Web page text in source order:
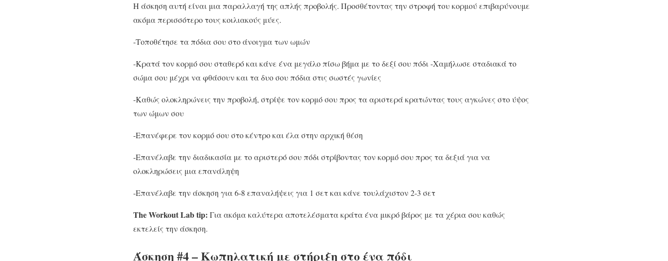
Η άσκηση αυτή είναι μια παραλλαγή της απλής προβολής. Προσθέτοντας την στροφή του κορμού επιβαρύνουμε
ακόμα περισσότερο τους κοιλιακούς μύες.
-Τοποθέτησε τα πόδια σου στο άνοιγμα των ωμών
-Κρατά τον κορμό σου σταθερό και κάνε ένα μεγάλο πίσω βήμα με το δεξί σου πόδι -Χαμήλωσε σταδιακά το
σώμα σου μέχρι να φθάσουν και τα δυο σου πόδια στις σωστές γωνίες
-Καθώς ολοκληρώνεις την προβολή, στρίψε τον κορμό σου προς τα αριστερά κρατώντας τους αγκώνες στο ύψος
των ώμων σου
-Επανέφερε τον κορμό σου στο κέντρο και έλα στην αρχική θέση
-Επανέλαβε την διαδικασία με το αριστερό σου πόδι στρίβοντας τον κορμό σου προς τα δεξιά για να
ολοκληρώσεις μια επανάληψη
-Επανέλαβε την άσκηση για 6-8 επαναλήψεις για 1 σετ και κάνε τουλάχιστον 2-3 σετ
The Workout Lab tip: Για ακόμα καλύτερα αποτελέσματα κράτα ένα μικρό βάρος με τα χέρια σου καθώς
εκτελείς την άσκηση.
Άσκηση #4 – Κωπηλατική με στήριξη στο ένα πόδι